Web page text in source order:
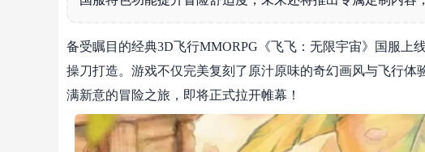
备受瞩目的经典3D飞行MMORPG《飞飞：无限宇宙》国服上
操刀打造。游戏不仅完美复刻了原汁原味的奇幻画风与飞行
满新意的冒险之旅，即将正式拉开帷幕！